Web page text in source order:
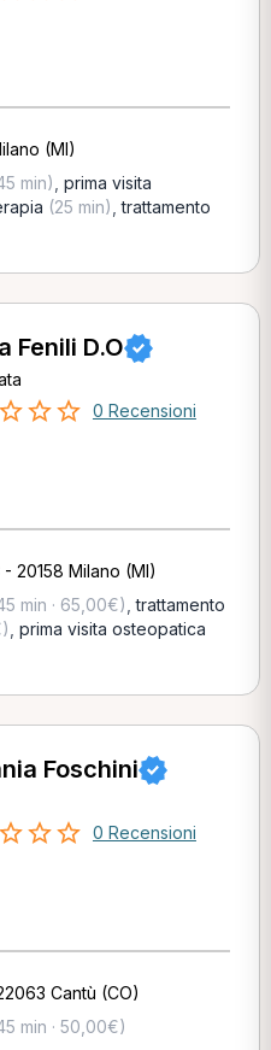
(MI)
min) prima visita
(25 min) ,trattamento
Fenili D.O
0 Recensioni
20158 Milano (MI)
min · 65,00€) ,trattamento
prima visita osteopatica
Foschini
0 Recensioni
Cantù (CO)
min · 50,00€)